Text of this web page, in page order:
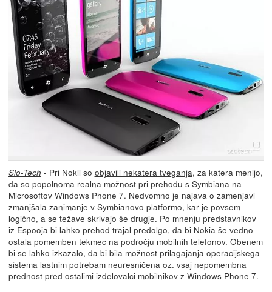
Slo-Tech - Pri Nokii so objavili nekatera tveganja, za katera menijo,
da so popolnoma realna možnost pri prehodu s Symbiana na
Microsoftov Windows Phone 7. Nedvomno je najava o zamenjavi
zmanjšala zanimanje v Symbianovo platformo, kar je povsem
logično, a se težave skrivajo še drugje. Po mnenju predstavnikov
iz Espooja bi lahko prehod trajal predolgo, da bi Nokia še vedno
ostala pomemben tekmec na področju mobilnih telefonov. Obenem
bi se lahko izkazalo, da bi bila možnost prilagajanja operacijskega
sistema lastnim potrebam neuresničena oz. vsaj nepomembna
prednost pred ostalimi izdelovalci mobilnikov z Windows Phone 7.